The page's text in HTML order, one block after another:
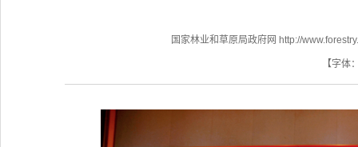
国家林业和草原局政府网 http://
【字体